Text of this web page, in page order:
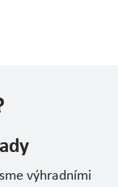
výhradními